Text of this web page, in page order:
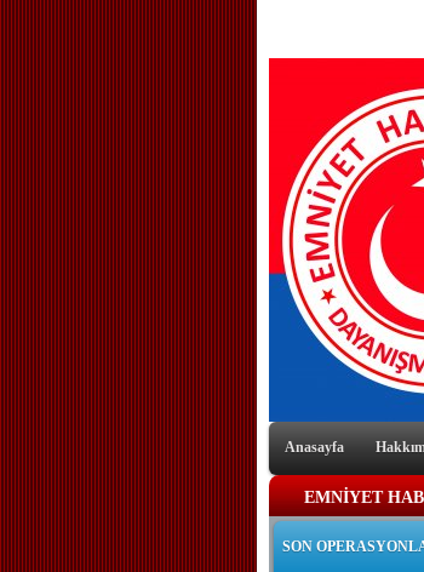
Anasayfa
EMNİYET
SON